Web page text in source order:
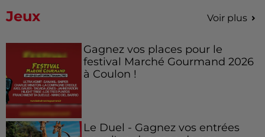
Jeux Voir plus
Gagnez vos places pour le
festival Marché Gourmand 2026
à Coulon !
Le Duel - Gagnez vos entrées